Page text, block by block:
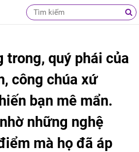
trong, quý phái của
công chúa xứ
bạn mê mẩn.
những nghệ
mà họ đã áp